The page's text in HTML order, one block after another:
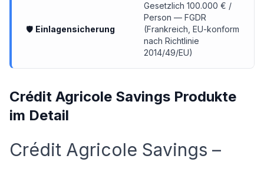
🛡 Einlagensicherung
Gesetzlich 100.000 € /
Person — FGDR
(Frankreich, EU-konform
nach Richtlinie
2014/49/EU)
Crédit Agricole Savings Produkte
im Detail
Crédit Agricole Savings –